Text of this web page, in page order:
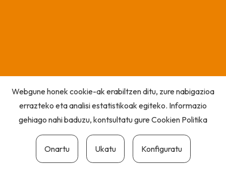
Webgune honek cookie-ak erabiltzen ditu, zure nabigazioa
errazteko eta analisi estatistikoak egiteko. Informazio
gehiago nahi baduzu, kontsultatu gureCookien Politika
Onartu Ukatu Konfiguratu